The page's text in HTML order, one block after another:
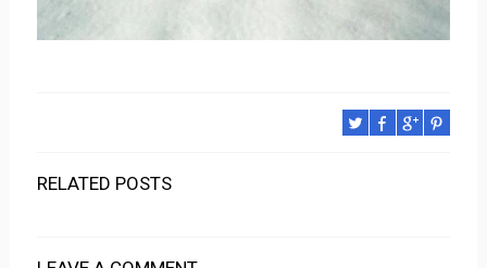
RELATED POSTS